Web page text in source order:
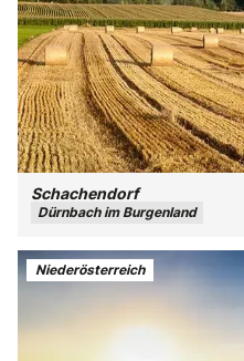
Schachendorf
Dürnbach im Burgenland
Niederösterreich